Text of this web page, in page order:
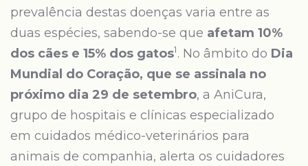
prevalência destas doenças varia entre as
duas espécies, sabendo-se que afetam 10%
dos cães e 15% dos gatos1. No âmbito do Dia
Mundial do Coração, que se assinala no
próximo dia 29 de setembro, a AniCura,
grupo de hospitais e clínicas especializado
em cuidados médico-veterinários para
animais de companhia, alerta os cuidadores